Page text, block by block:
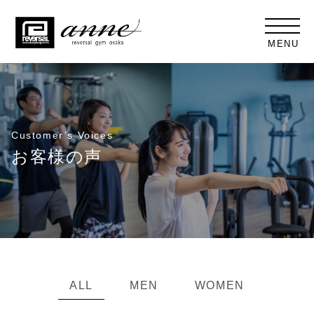
MENU
ALL MEN WOMEN
Customer’s Voices
お客様の声